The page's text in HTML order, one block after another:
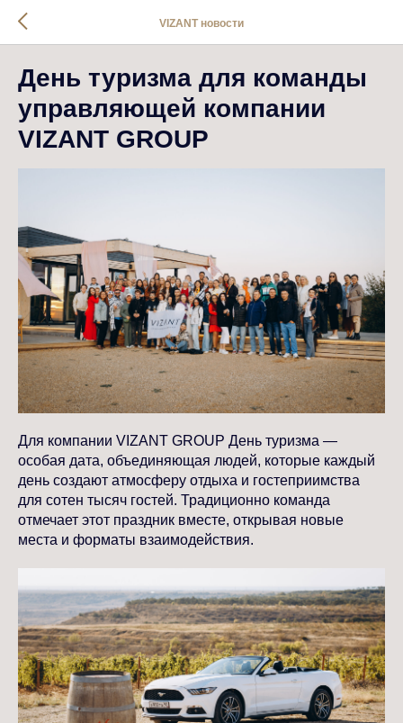
VIZANT новости
День туризма для команды
управляющей компании
VIZANT GROUP
Для компании VIZANT GROUP День туризма —
особая дата, объединяющая людей, которые каждый
день создают атмосферу отдыха и гостеприимства
для сотен тысяч гостей. Традиционно команда
отмечает этот праздник вместе, открывая новые
места и форматы взаимодействия.